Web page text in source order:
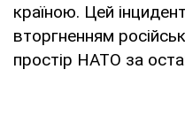
країною. Цей
вторгненням
простір НАТО за